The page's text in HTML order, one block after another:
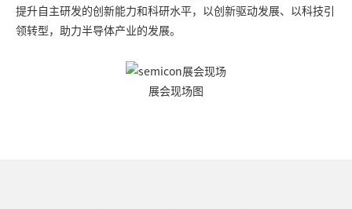
提升自主研发的创新能力和科研水平，以创新驱动发展、以科技引
领转型，助力半导体产业的发展。
展会现场图